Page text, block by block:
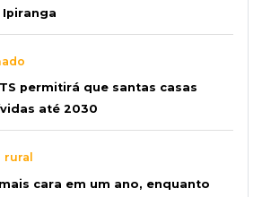
Ipiranga
permitirá que santas casas
até 2030
cara em um ano, enquanto